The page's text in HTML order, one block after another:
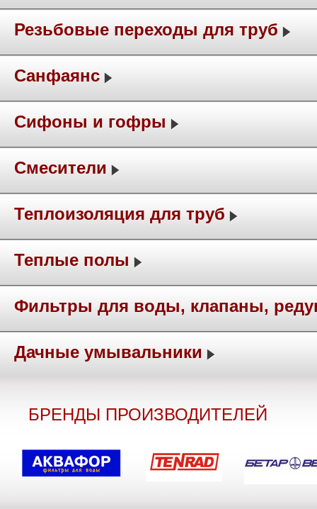
Резьбовые переходы для труб
Санфаянс
Сифоны и гофры
Смесители
Теплоизоляция для труб
Теплые полы
Фильтры для воды, клапаны,
Дачные умывальники
БРЕНДЫ ПРОИЗВОДИТЕЛЕЙ